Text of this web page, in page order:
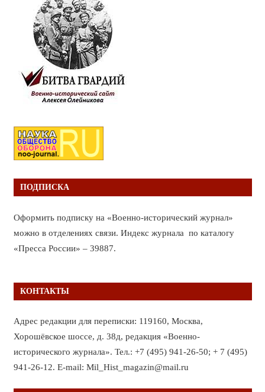
ПОДПИСКА
Оформить подписку на «Военно-исторический журнал»
можно в отделениях связи. Индекс журнала по каталогу
«Пресса России» – 39887.
КОНТАКТЫ
Адрес редакции для переписки: 119160, Москва,
Хорошёвское шоссе, д. 38д, редакция «Военно-
исторического журнала». Тел.: +7 (495) 941-26-50; + 7 (495)
941-26-12. E-mail: Mil_Hist_magazin@mail.ru